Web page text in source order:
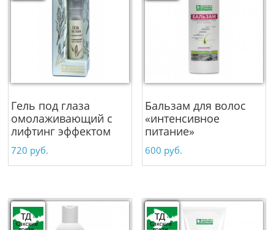
Гель под глаза
омолаживающий с
лифтинг эффектом
720 руб.
Бальзам для волос
«интенсивное
питание»
600 руб.